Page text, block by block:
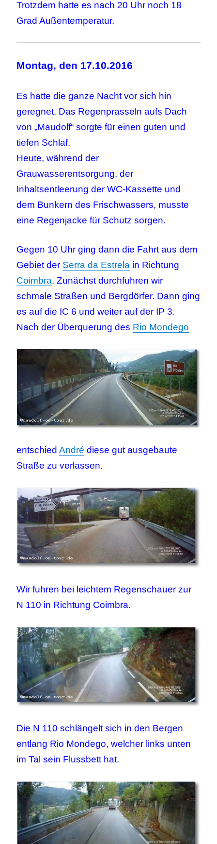
Trotzdem hatte es nach 20 Uhr noch 18
Grad Außentemperatur.
Montag, den 17.10.2016
Es hatte die ganze Nacht vor sich hin
geregnet. Das Regenprasseln aufs Dach
von „Maudolf“ sorgte für einen guten und
tiefen Schlaf.
Heute, während der
Grauwasserentsorgung, der
Inhaltsentleerung der WC-Kassette und
dem Bunkern des Frischwassers, musste
eine Regenjacke für Schutz sorgen.
Gegen 10 Uhr ging dann die Fahrt aus dem
Gebiet der Serra da Estrela in Richtung
Coimbra. Zunächst durchfuhren wir
schmale Straßen und Bergdörfer. Dann ging
es auf die IC 6 und weiter auf der IP 3.
Nach der Überquerung des Rio Mondego
entschiedAndré diese gut ausgebaute
Straße zu verlassen.
Wir fuhren bei leichtem Regenschauer zur
N 110 in Richtung Coimbra.
Die N 110 schlängelt sich in den Bergen
entlang Rio Mondego, welcher links unten
im Tal sein Flussbett hat.